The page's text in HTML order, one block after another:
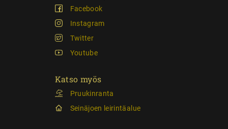
Facebook
Instagram
Twitter
Youtube
Katso myös
Pruukinranta
Seinäjoen leirintäalue